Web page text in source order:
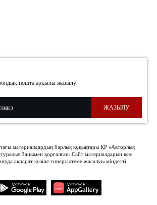
пошта арқылы жазылу.
ЖАЗЫЛУ
материалдардың барлық құқықтары ҚР «Авторлық
Заңымен қорғалған. Сайт материалдарын кез-
ақпарат көзіне гиперсілтеме жасалуы міндетті.